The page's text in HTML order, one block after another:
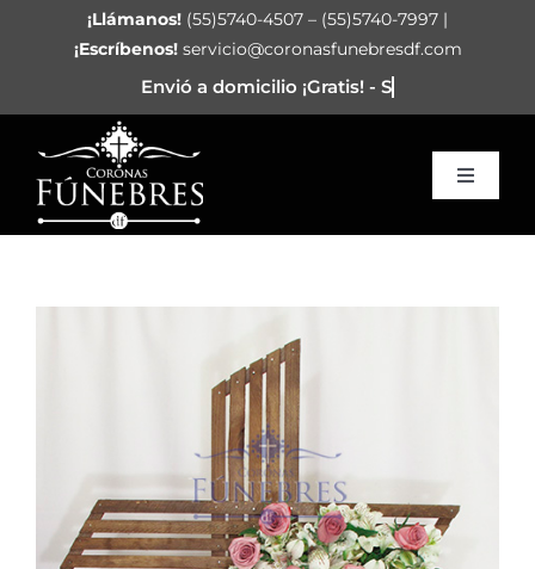
¡Llámanos! (55)5740-4507 – (55)5740-7997 |
¡Escríbenos!servicio@coronasfunebresdf.com
Toggle
Inicio
Cruces